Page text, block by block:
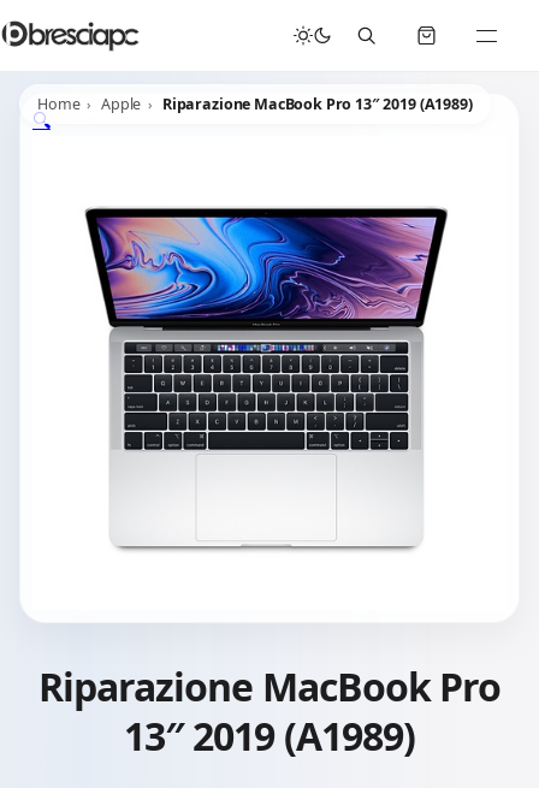
☀️ Chiusura Estiva - Il laboratorio resterà chiuso per ferie dal 29/06/2026 al 05/07/2026 compresi.
Home Apple Riparazione MacBook Pro 13″ 2019 (A1989)
🔍
Riparazione MacBook Pro
13″ 2019 (A1989)